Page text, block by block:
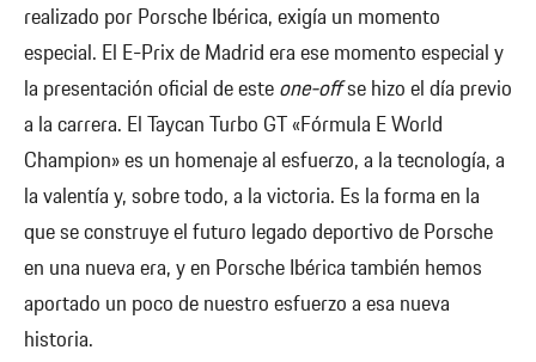
realizado por Porsche Ibérica, exigía un momento
especial. El E-Prix de Madrid era ese momento especial y
la presentación oficial de esteone-offse hizo el día previo
a la carrera. El Taycan Turbo GT «Fórmula E World
Champion» es un homenaje al esfuerzo, a la tecnología, a
la valentía y, sobre todo, a la victoria. Es la forma en la
que se construye el futuro legado deportivo de Porsche
en una nueva era, y en Porsche Ibérica también hemos
aportado un poco de nuestro esfuerzo a esa nueva
historia.